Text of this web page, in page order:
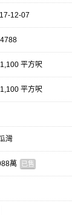
12-07
平方呎
平方呎
灣
萬 已售